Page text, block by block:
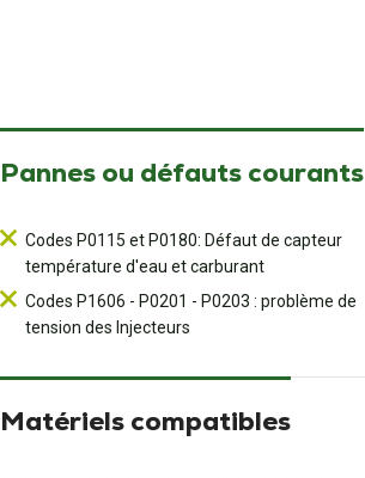
Pannes ou défauts courants
Codes P0115 et P0180: Défaut de capteur
température d'eau et carburant
Codes P1606 - P0201 - P0203 : problème de
tension des Injecteurs
Matériels compatibles